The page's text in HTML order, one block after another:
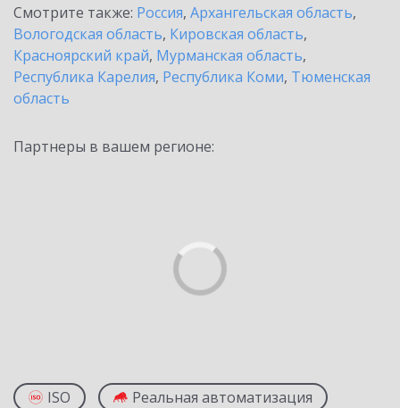
Смотрите также: Россия, Архангельская область,
Вологодская область, Кировская область,
Красноярский край, Мурманская область,
Республика Карелия, Республика Коми, Тюменская
область
Партнеры в вашем регионе:
ISO Реальная автоматизация